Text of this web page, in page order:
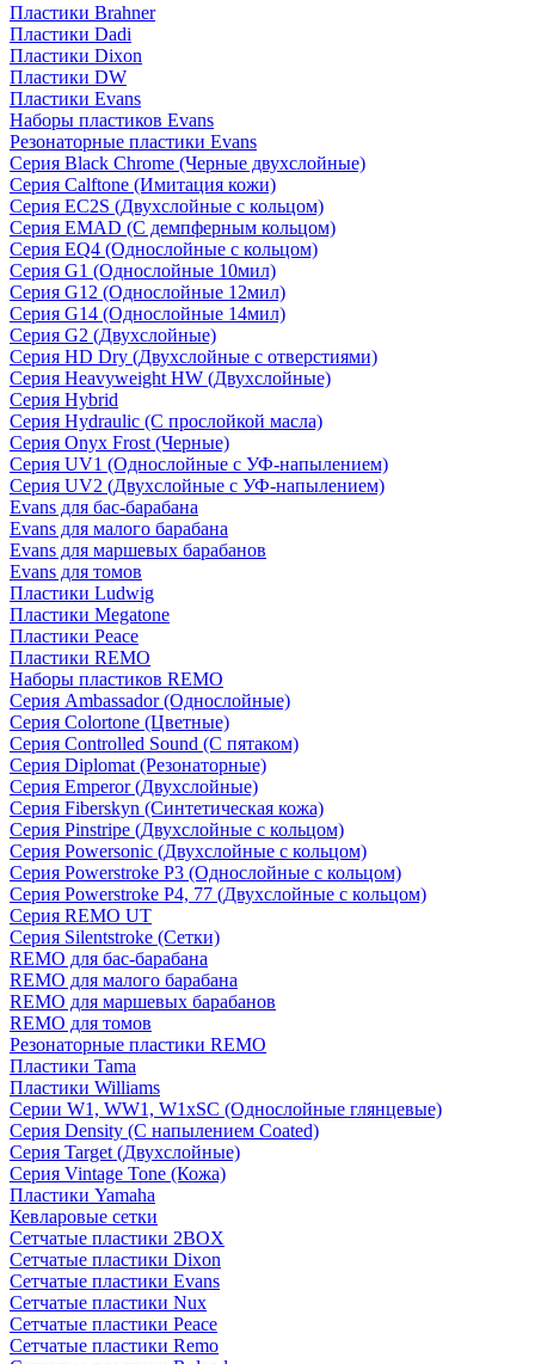
Пластики Brahner
Пластики Dadi
Пластики Dixon
Пластики DW
Пластики Evans
Наборы пластиков Evans
Резонаторные пластики Evans
Серия Black Chrome (Черные двухслойные)
Серия Calftone (Имитация кожи)
Серия EC2S (Двухслойные с кольцом)
Серия EMAD (С демпферным кольцом)
Серия EQ4 (Однослойные с кольцом)
Серия G1 (Однослойные 10мил)
Серия G12 (Однослойные 12мил)
Серия G14 (Однослойные 14мил)
Серия G2 (Двухслойные)
Серия HD Dry (Двухслойные с отверстиями)
Серия Heavyweight HW (Двухслойные)
Серия Hybrid
Серия Hydraulic (С прослойкой масла)
Серия Onyx Frost (Черные)
Серия UV1 (Однослойные с УФ-напылением)
Серия UV2 (Двухслойные с УФ-напылением)
Evans для бас-барабана
Evans для малого барабана
Evans для маршевых барабанов
Evans для томов
Пластики Ludwig
Пластики Megatone
Пластики Peace
Пластики REMO
Наборы пластиков REMO
Серия Ambassador (Однослойные)
Серия Colortone (Цветные)
Серия Controlled Sound (С пятаком)
Серия Diplomat (Резонаторные)
Серия Emperor (Двухслойные)
Серия Fiberskyn (Синтетическая кожа)
Серия Pinstripe (Двухслойные с кольцом)
Серия Powersonic (Двухслойные с кольцом)
Серия Powerstroke P3 (Однослойные с кольцом)
Серия Powerstroke P4, 77 (Двухслойные с кольцом)
Серия REMO UT
Серия Silentstroke (Сетки)
REMO для бас-барабана
REMO для малого барабана
REMO для маршевых барабанов
REMO для томов
Резонаторные пластики REMO
Пластики Tama
Пластики Williams
Серии W1, WW1, W1xSC (Однослойные глянцевые)
Серия Density (C напылением Coated)
Серия Target (Двухслойные)
Серия Vintage Tone (Кожа)
Пластики Yamaha
Кевларовые сетки
Сетчатые пластики 2BOX
Сетчатые пластики Dixon
Сетчатые пластики Evans
Сетчатые пластики Nux
Сетчатые пластики Peace
Сетчатые пластики Remo